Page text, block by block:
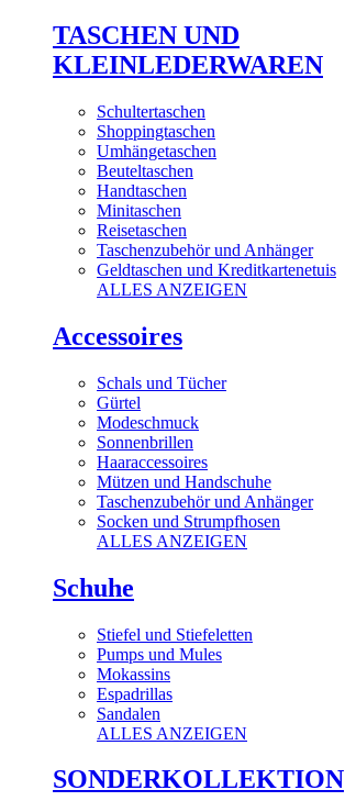
TASCHEN UND
KLEINLEDERWAREN
Schultertaschen
Shoppingtaschen
Umhängetaschen
Beuteltaschen
Handtaschen
Minitaschen
Reisetaschen
Taschenzubehör und Anhänger
Geldtaschen und Kreditkartenetuis
ALLES ANZEIGEN
Accessoires
Schals und Tücher
Gürtel
Modeschmuck
Sonnenbrillen
Haaraccessoires
Mützen und Handschuhe
Taschenzubehör und Anhänger
Socken und Strumpfhosen
ALLES ANZEIGEN
Schuhe
Stiefel und Stiefeletten
Pumps und Mules
Mokassins
Espadrillas
Sandalen
ALLES ANZEIGEN
SONDERKOLLEKTION